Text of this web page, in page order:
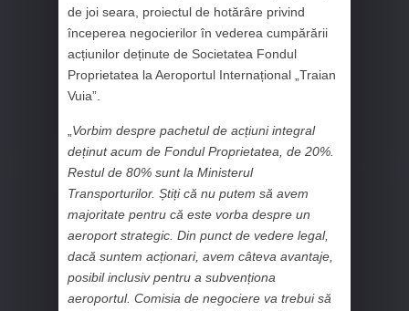
de joi seara, proiectul de hotărâre privind
începerea negocierilor în vederea cumpărării
acțiunilor deținute de Societatea Fondul
Proprietatea la Aeroportul Internațional „Traian
Vuia”.
„Vorbim despre pachetul de acțiuni integral
deținut acum de Fondul Proprietatea, de 20%.
Restul de 80% sunt la Ministerul
Transporturilor. Știți că nu putem să avem
majoritate pentru că este vorba despre un
aeroport strategic. Din punct de vedere legal,
dacă suntem acționari, avem câteva avantaje,
posibil inclusiv pentru a subvenționa
aeroportul. Comisia de negociere va trebui să